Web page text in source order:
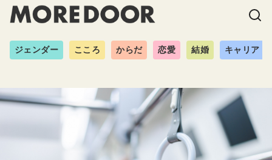
ジェンダー こころ からだ 恋愛 結婚 キャリア